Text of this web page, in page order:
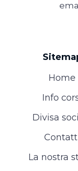
Home
Info
Divisa
La nostra